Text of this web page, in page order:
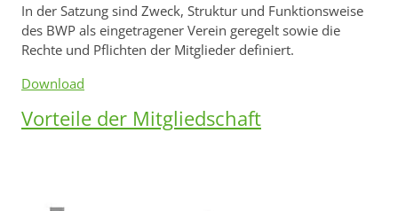
In der Satzung sind Zweck, Struktur und Funktionsweise
des BWP als eingetragener Verein geregelt sowie die
Rechte und Pflichten der Mitglieder definiert.
Download
Vorteile der Mitgliedschaft